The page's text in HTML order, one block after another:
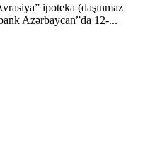
ipoteka (daşınmaz
Azərbaycan”da 12-...